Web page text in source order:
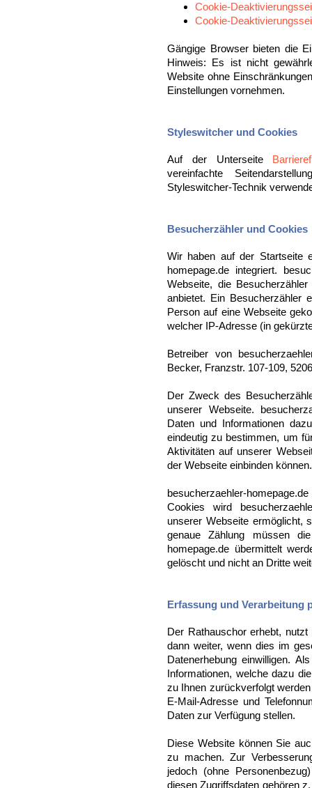
Cookie-
Cookie-
Gängige Browser bieten die
Hinweis: Es ist nicht
Website ohne
Einstellungen vornehmen.
Styleswitcher und Cookies
Auf der Unterseite
vereinfachte
Styleswitcher-Technik
Besucherzähler und Cookies
Wir haben auf der Startseite
homepage.de integriert.
Webseite, die
anbietet. Ein Besucherzähler
Person auf eine Webseite
welcher IP-Adresse (in
Betreiber von
Becker, Franzstr. 107-109,
Der Zweck des
unserer Webseite.
Daten und Informationen
eindeutig zu bestimmen, um
Aktivitäten auf unserer
der Webseite einbinden können.
besucherzaehler-
Cookies wird
unserer Webseite ermöglicht,
genaue Zählung müssen
homepage.de übermittelt
gelöscht und nicht an Dritte
Erfassung und Verarbeitung
Der Rathauschor erhebt,
dann weiter, wenn dies im
Datenerhebung einwilligen.
Informationen, welche dazu
zu Ihnen zurückverfolgt
E-Mail-Adresse und
Daten zur Verfügung stellen.
Diese Website können Sie
zu machen. Zur
jedoch (ohne
diesen Zugriffsdaten gehören